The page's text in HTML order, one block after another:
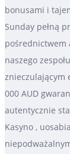
bonusami i
Sunday pełną
pośrednictwem
naszego
znieczulającym
000 AUD
autentycznie
Kasyno ,